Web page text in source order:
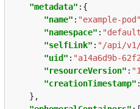
"metadata"
"name" : "example-pod"
"namespace" :
"selfLink" : "/api/v1/
"uid" : "a14a6d9b-
"resourceVersion" :
"creationTimestamp" :